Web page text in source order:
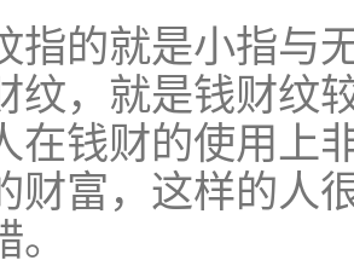
指的就是小指与
纹，就是钱财纹
在钱财的使用上
财富，这样的人